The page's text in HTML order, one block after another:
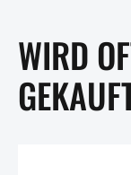
WIRD